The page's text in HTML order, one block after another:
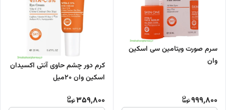
سرم صورت ویتامین سی اسکین
وان
999,800
کرم دور چشم حاوی آنتی اکسیدان
اسکین وان 20میل
359,800